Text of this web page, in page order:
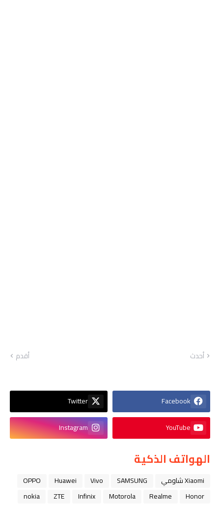
أحدث أقدم
Facebook
Twitter
YouTube
Instagram
الهواتف الذكية
Xiaomi شاومي SAMSUNG
Vivo
Huawei
OPPO
Honor
Realme
Motorola
Infinix
ZTE
nokia